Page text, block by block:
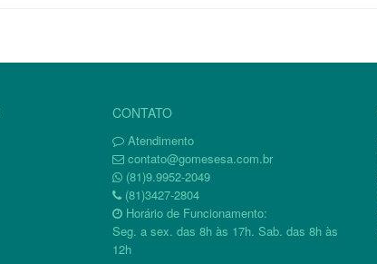
CONTATO
Atendimento
contato@gomesesa.com.br
(81)9.9952-2049
(81)3427-2804
Horário de Funcionamento:
Seg. a sex. das 8h às 17h. Sab. das 8h às
12h